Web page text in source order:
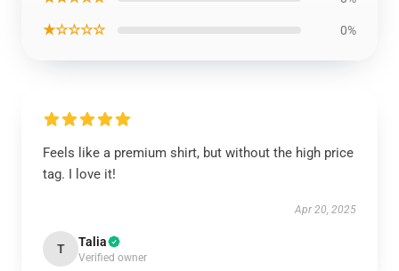
★☆☆☆☆ 0%
Feels like a premium shirt, but without the high price
tag. I love it!
Apr 20, 2025
T Talia
Verified owner